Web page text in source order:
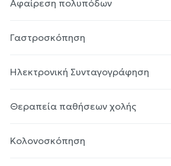
Αφαίρεση πολυπόδων
Γαστροσκόπηση
Ηλεκτρονική Συνταγογράφηση
Θεραπεία παθήσεων χολής
Κολονοσκόπηση